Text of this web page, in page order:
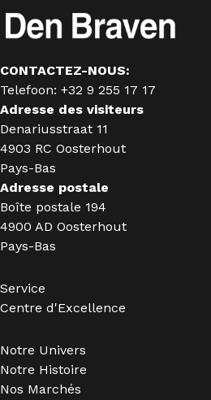
CONTACTEZ-NOUS:
Telefoon: +32 9 255 17 17
Adresse des visiteurs
Denariusstraat 11
4903 RC Oosterhout
Pays-Bas
Adresse postale
Boîte postale 194
4900 AD Oosterhout
Pays-Bas
Service
Centre d'Excellence
Notre Univers
Notre Histoire
Nos Marchés